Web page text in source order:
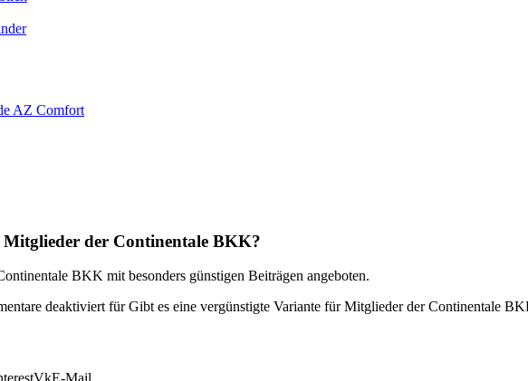
AZ Comfort
Mitglieder der Continentale BKK?
BKK mit besonders günstigen Beiträgen angeboten.
deaktiviertfür Gibt es eine vergünstigte Variante für Mitglieder der Continentale
VkE-Mail